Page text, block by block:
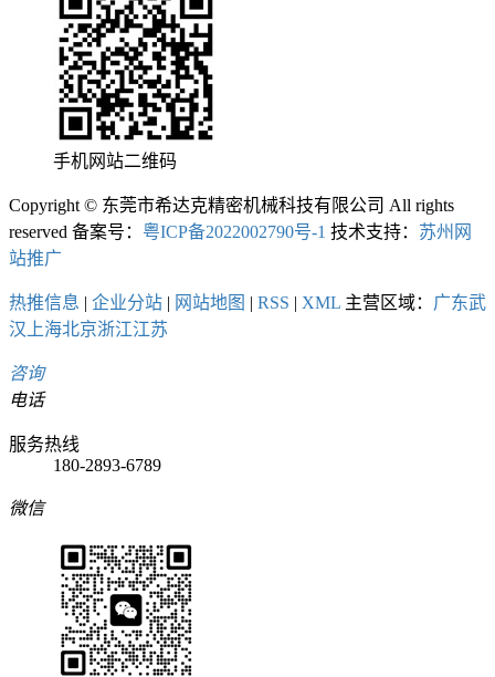
手机网站二维码
Copyright © 东莞市希达克精密机械科技有限公司 All rights
reserved 备案号： 粤ICP备2022002790号-1 技术支持： 苏州网
站推广
热推信息 | 企业分站 | 网站地图 | RSS | XML 主营区域： 广东武
汉 上海北京浙江江苏
咨询
电话
服务热线
180-2893-6789
微信